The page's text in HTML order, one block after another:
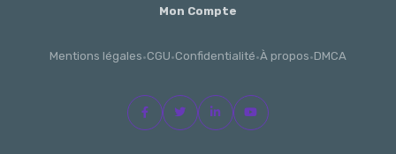
Mon Compte
Mentions légales·CGU·Confidentialité·À propos·DMCA